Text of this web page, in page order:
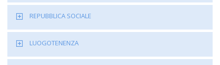
REPUBBLICA SOCIALE
LUOGOTENENZA